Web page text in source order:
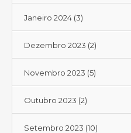
Janeiro 2024 (3)
Dezembro 2023 (2)
Novembro 2023 (5)
Outubro 2023 (2)
Setembro 2023 (10)